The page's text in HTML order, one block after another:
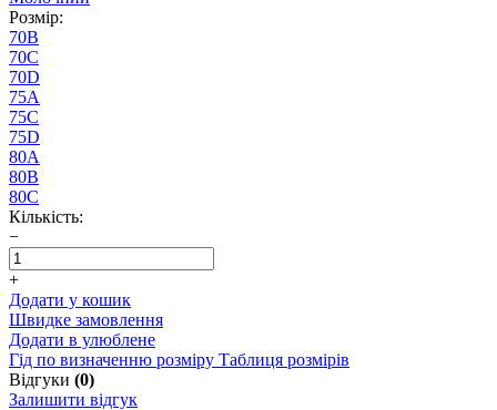
Розмір:
70B
70C
70D
75A
75C
75D
80A
80B
80C
Кількість:
−
+
Додати у кошик
Швидке замовлення
Додати в улюблене
Гід по визначенню розміру Таблиця розмірів
Відгуки (0)
Залишити відгук